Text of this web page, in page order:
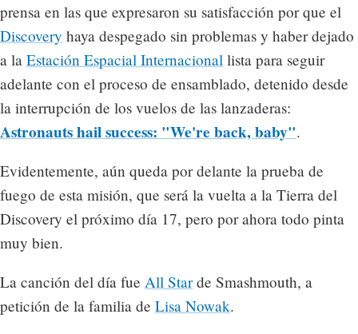
prensa en las que expresaron su satisfacción por que el
Discovery haya despegado sin problemas y haber dejado
a la Estación Espacial Internacional lista para seguir
adelante con el proceso de ensamblado, detenido desde
la interrupción de los vuelos de las lanzaderas:
Astronauts hail success: "We're back, baby".
Evidentemente, aún queda por delante la prueba de
fuego de esta misión, que será la vuelta a la Tierra del
Discovery el próximo día 17, pero por ahora todo pinta
muy bien.
La canción del día fue All Starde Smashmouth, a
petición de la familia de Lisa Nowak.